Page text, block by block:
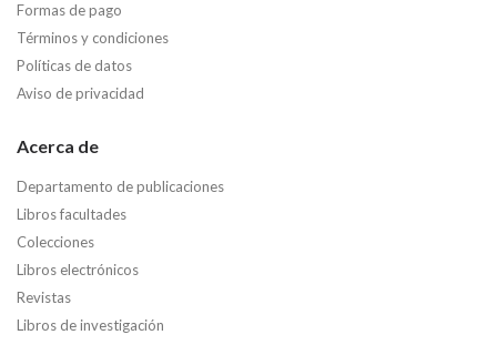
Formas de pago
Términos y condiciones
Políticas de datos
Aviso de privacidad
Acerca de
Departamento de publicaciones
Libros facultades
Colecciones
Libros electrónicos
Revistas
Libros de investigación